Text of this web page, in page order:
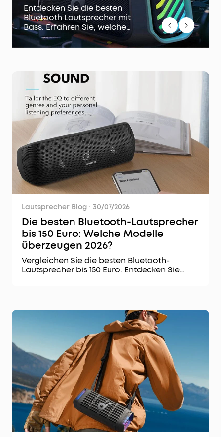
Entdecken Sie die besten
Bluetooth Lautsprecher mit
Bass. Erfahren Sie, welche
Faktoren bei der Auswahl
eines Lautsprechers eine Rolle
Lautsprecher Blog · 30/07/2026
Die besten Bluetooth-Lautsprecher
bis 150 Euro: Welche Modelle
überzeugen 2026?
Vergleichen Sie die besten Bluetooth-
Lautsprecher bis 150 Euro. Entdecken Sie